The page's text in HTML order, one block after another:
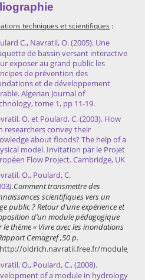
techniques et scientifiques :
C., Navratil, O. (2005). Une
de bassin versant interactive
exposer au grand public les
de prévention des
et de développement
Algerian Journal of
tome 1, pp 11-19.
O. et Poulard, C. (2003). How
researchers convey their
about floods? The help of a
model. Invitation par le Projet
Flow Project. Cambridge, UK
O., Poulard, C.
).Comment transmettre des
scientifiques vers un
public ? Retour d’une expérience et
d’un module pédagogique
le thème « Vivre avec les inondations
Cemagref ,50 p.
http://oldrich.navratil.free.fr/
O., Poulard, C., (2008).
of a module in hydrology